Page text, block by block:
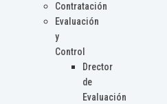
Contratación
Evaluación
y
Control
Drector
de
Evaluación